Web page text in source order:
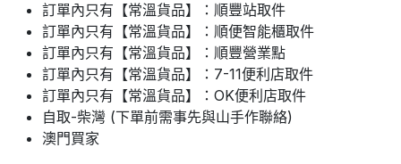
訂單內只有【常溫貨品】：順豐站取件
訂單內只有【常溫貨品】：順便智能櫃取件
訂單內只有【常溫貨品】：順豐營業點
訂單內只有【常溫貨品】：7-11便利店取件
訂單內只有【常溫貨品】：OK便利店取件
自取-柴灣 (下單前需事先與山手作聯絡)
澳門買家